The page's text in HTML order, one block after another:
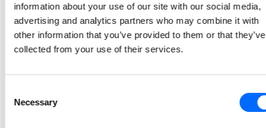
information about your use of our site with our social media,
advertising and analytics partners who may combine it with
other information that you’ve provided to them or that they’ve
collected from your use of their services.
Selection
Necessary
Miten
haavoittuvuuksista
ilmoitetaan
haavoittuvuuden tuotteestamme tai alustastamme,